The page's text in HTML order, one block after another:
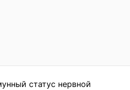
статус нервной